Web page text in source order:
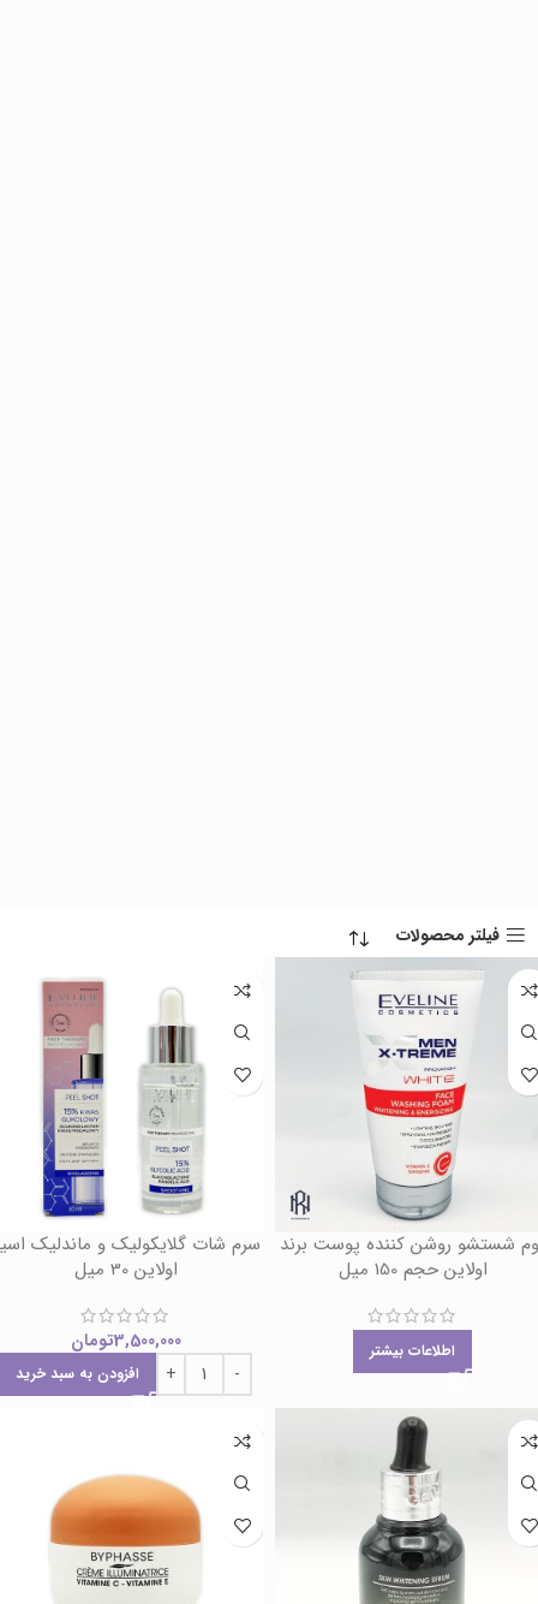
فیلتر محصولات
شستشو روشن کننده پوست برند
اولاین حجم 150 میل
اطلاعات بیشتر
سرم شات گلایکولیک و ماندلیک
اولاین 30 میل
3,500,000تومان
افزودن به سبد خرید